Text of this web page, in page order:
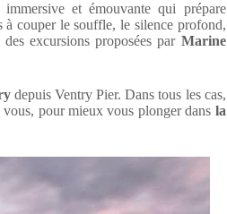
et émouvante qui prépare
à couper le souffle, le silence profond,
excursions proposées par Marine
depuis Ventry Pier. Dans tous les cas,
pour mieux vous plonger dans la